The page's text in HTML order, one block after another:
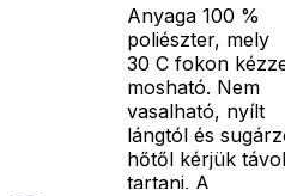
Anyaga 100 %
poliészter, mely
30 C fokon
mosható. Nem
vasalható, nyílt
lángtól és
hőtől kérjük távol
tartani. A